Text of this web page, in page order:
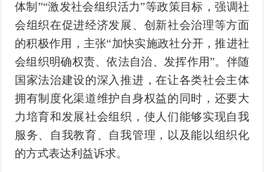
体制”“激发社会组织活力”等政策目标，强调社
会组织在促进经济发展、创新社会治理等方面
的积极作用，主张“加快实施政社分开，推进社
会组织明确权责、依法自治、发挥作用”。伴随
国家法治建设的深入推进，在让各类社会主体
拥有制度化渠道维护自身权益的同时，还要大
力培育和发展社会组织，使人们能够实现自我
服务、自我教育、自我管理，以及能以组织化
的方式表达利益诉求。